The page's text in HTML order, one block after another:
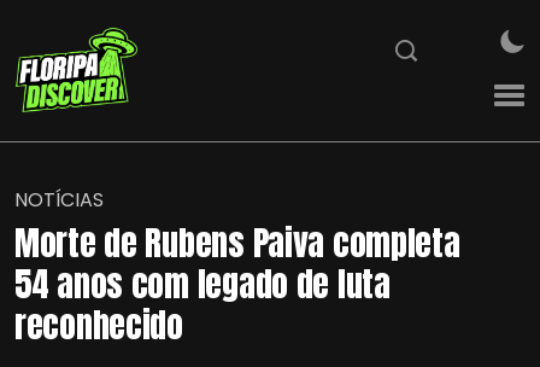
NOTÍCIAS
Morte de Rubens Paiva completa
54 anos com legado de luta
reconhecido